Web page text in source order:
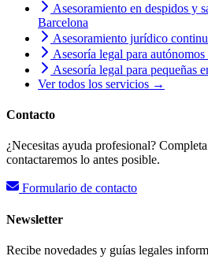
Asesoramiento en despidos y
Barcelona
Asesoramiento jurídico
Asesoría legal para
Asesoría legal para pequeñas
Ver todos los servicios →
Contacto
¿Necesitas ayuda profesional?
contactaremos lo antes posible.
Formulario de contacto
Newsletter
Recibe novedades y guías legales